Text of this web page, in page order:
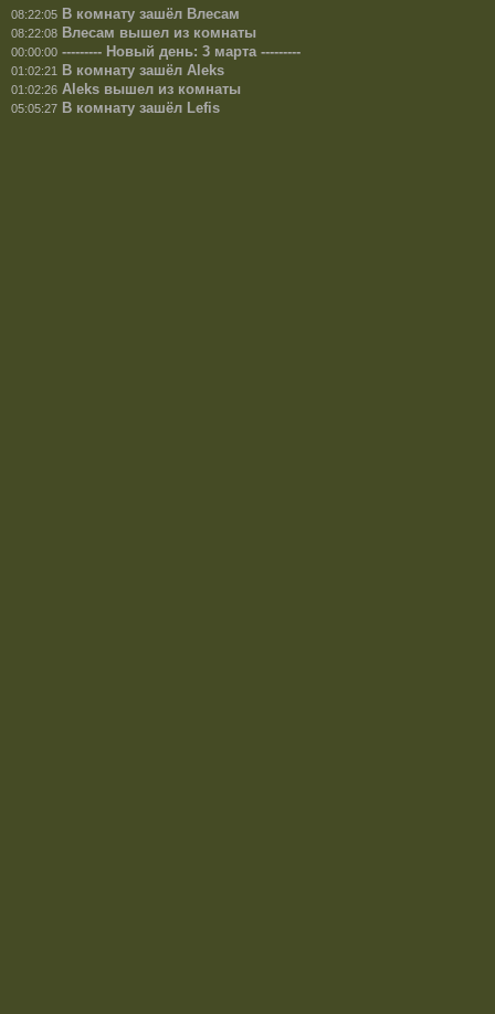
08:22:05 В комнату зашёл Влесам
08:22:08 Влесам вышел из комнаты
00:00:00 --------- Новый день: 3 марта ---------
01:02:21 В комнату зашёл Aleks
01:02:26 Aleks вышел из комнаты
05:05:27 В комнату зашёл Lefis